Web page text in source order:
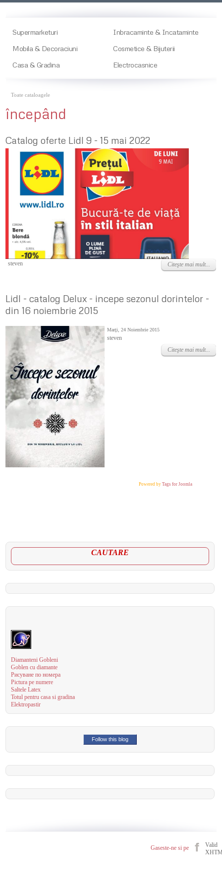
Supermarketuri
Inbracaminte & Incataminte
Mobila & Decoraciuni
Cosmetice & Bijuterii
Casa & Gradina
Electrocasnice
Toate cataloagele
începând
Catalog oferte Lidl 9 - 15 mai 2022
Duminică, 08 Mai 2022
steven Citeşte mai mult...
Lidl - catalog Delux - incepe sezonul dorintelor -
din 16 noiembrie 2015
Marţi, 24 Noiembrie 2015
steven
Citeşte mai mult...
Powered by Tags for Joomla
CAUTARE
Diamanteni Gobleni
Goblen cu diamante
Рисуване по номера
Pictura pe numere
Saltele Latex
Totul pentru casa si gradina
Elektropastir
Follow this blog
Gaseste-ne si pe
Valid